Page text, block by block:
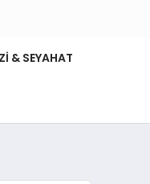
& SEYAHAT